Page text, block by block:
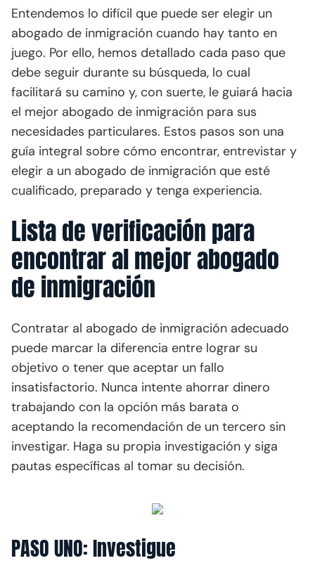
Entendemos lo difícil que puede ser elegir un
abogado de inmigración cuando hay tanto en
juego. Por ello, hemos detallado cada paso que
debe seguir durante su búsqueda, lo cual
facilitará su camino y, con suerte, le guiará hacia
el mejor abogado de inmigración para sus
necesidades particulares. Estos pasos son una
guía integral sobre cómo encontrar, entrevistar y
elegir a un abogado de inmigración que esté
cualificado, preparado y tenga experiencia.
Lista de verificación para
encontrar al mejor abogado
de inmigración
Contratar al abogado de inmigración adecuado
puede marcar la diferencia entre lograr su
objetivo o tener que aceptar un fallo
insatisfactorio. Nunca intente ahorrar dinero
trabajando con la opción más barata o
aceptando la recomendación de un tercero sin
investigar. Haga su propia investigación y siga
pautas específicas al tomar su decisión.
PASO UNO: Investigue